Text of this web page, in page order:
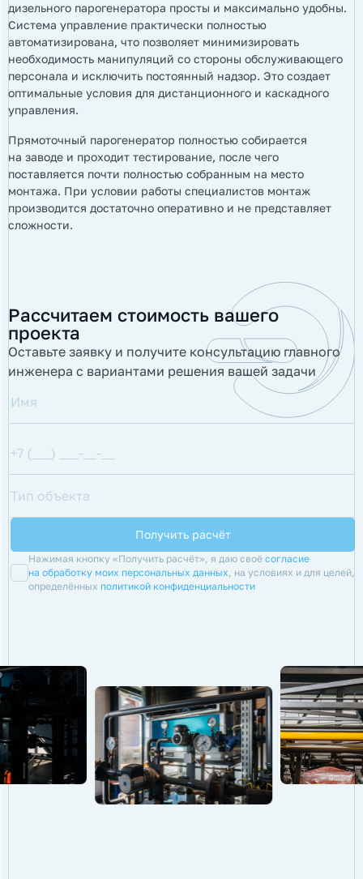
дизельного парогенератора просты и максимально удобны.
Система управление практически полностью
автоматизирована, что позволяет минимизировать
необходимость манипуляций со стороны обслуживающего
персонала и исключить постоянный надзор. Это создает
оптимальные условия для дистанционного и каскадного
управления.
Прямоточный парогенератор полностью собирается
на заводе и проходит тестирование, после чего
поставляется почти полностью собранным на место
монтажа. При условии работы специалистов монтаж
производится достаточно оперативно и не представляет
сложности.
Рассчитаем стоимость вашего
проекта
Оставьте заявку и получите консультацию главного
инженера с вариантами решения вашей задачи
Нажимая кнопку «Получить расчёт», я даю своё согласие
на обработку моих персональных данных, на условиях и для целей,
определённых политикой конфиденциальности